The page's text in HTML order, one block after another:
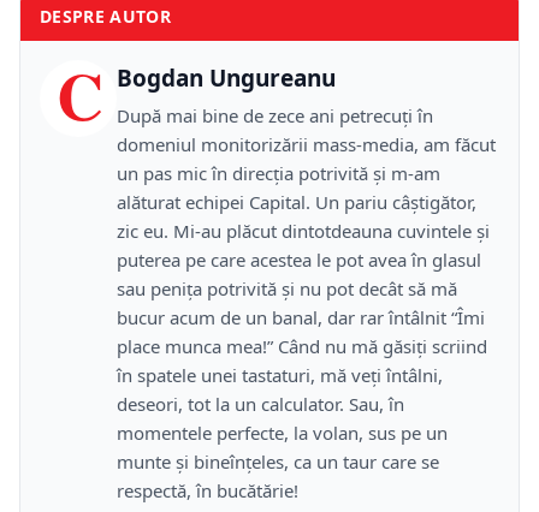
DESPRE AUTOR
C Bogdan Ungureanu
După mai bine de zece ani petrecuţi în
domeniul monitorizării mass-media, am făcut
un pas mic în direcţia potrivită şi m-am
alăturat echipei Capital. Un pariu câştigător,
zic eu. Mi-au plăcut dintotdeauna cuvintele şi
puterea pe care acestea le pot avea în glasul
sau peniţa potrivită şi nu pot decât să mă
bucur acum de un banal, dar rar întâlnit “Îmi
place munca mea!” Când nu mă găsiţi scriind
în spatele unei tastaturi, mă veţi întâlni,
deseori, tot la un calculator. Sau, în
momentele perfecte, la volan, sus pe un
munte şi bineînţeles, ca un taur care se
respectă, în bucătărie!